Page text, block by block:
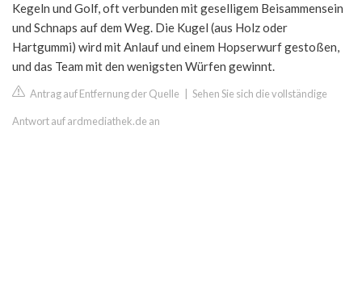
Kegeln und Golf, oft verbunden mit geselligem Beisammensein
und Schnaps auf dem Weg. Die Kugel (aus Holz oder
Hartgummi) wird mit Anlauf und einem Hopserwurf gestoßen,
und das Team mit den wenigsten Würfen gewinnt.
Antrag auf Entfernung der Quelle Sehen Sie sich die vollständige
Antwort auf ardmediathek.de an